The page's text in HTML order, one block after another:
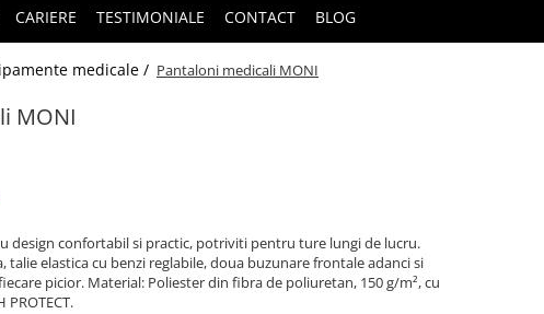
CARIERE TESTIMONIALE CONTACT BLOG
medicale / Pantaloni medicali MONI
MONI
design confortabil si practic, potriviti pentru ture lungi de lucru.
talie elastica cu benzi reglabile, doua buzunare frontale adanci si
picior. Material: Poliester din fibra de poliuretan, 150 g/m², cu
PROTECT.